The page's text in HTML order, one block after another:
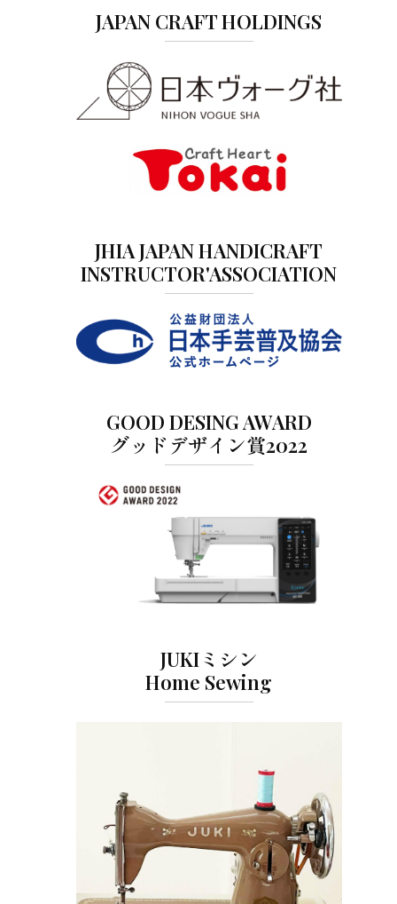
JAPAN CRAFT HOLDINGS
JHIA JAPAN HANDICRAFT
INSTRUCTOR'ASSOCIATION
GOOD DESING AWARD
グッドデザイン賞2022
JUKIミシン
Home Sewing